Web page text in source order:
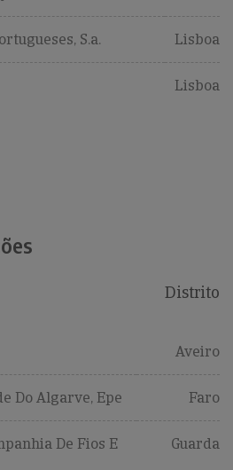
S.a. Lisboa
Lisboa
Distrito
Aveiro
Do Algarve, Epe Faro
De Fios E
Guarda